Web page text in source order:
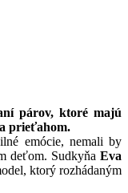
párov, ktoré majú
prieťahom.
emócie, nemali by
deťom. Sudkyňa Eva
ktorý rozhádaným